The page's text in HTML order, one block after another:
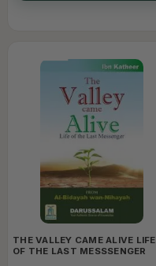
THE VALLEY CAME ALIVE LIFE
OF THE LAST MESSSENGER